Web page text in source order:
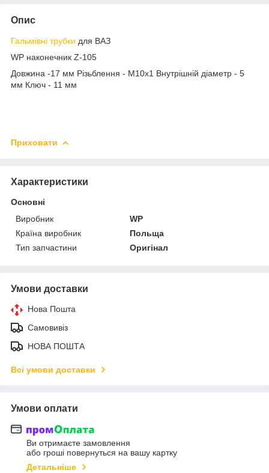
Опис
Гальмівні трубки для ВАЗ
WP наконечник Z-105
Довжина -17 мм Різьблення - М10х1 Внутрішній діаметр - 5
мм Ключ - 11 мм
Приховати
Характеристики
Основні
Виробник
WP
Країна виробник
Польща
Тип запчастини
Оригінал
Умови доставки
Нова Пошта
Самовивіз
НОВА ПОШТА
Всі умови доставки
Умови оплати
Ви отримаєте замовлення
або гроші повернуться на вашу картку
Детальніше